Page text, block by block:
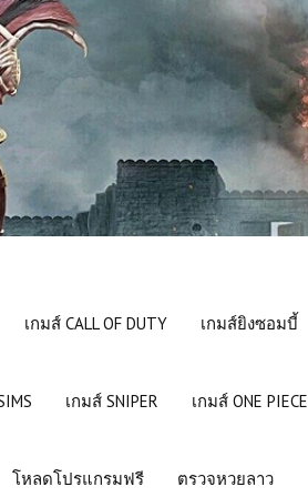
เกมส์ CALL OF DUTY เกมส์ยิงซอมบี้
เกมส์ SNIPER เกมส์ ONE PIECE
โหลดโปรแกรมฟรี ตรวจหวยลาว